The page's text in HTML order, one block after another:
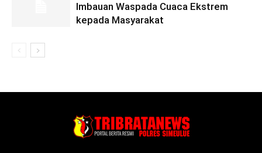
Imbauan Waspada Cuaca Ekstrem
kepada Masyarakat